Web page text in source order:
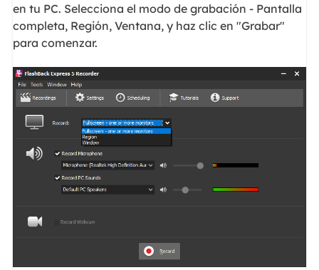
en tu PC. Selecciona el modo de grabación - Pantalla
completa, Región, Ventana, y haz clic en "Grabar"
para comenzar.